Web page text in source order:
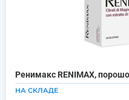
Ренимакс RENIMAX,
НА СКЛАДЕ